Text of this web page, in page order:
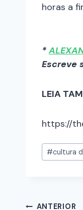
horas a
*
Escreve
LEIA
https://
#cultura
ANTERIOR